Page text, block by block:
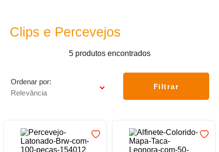
Clips e Percevejos
5 produtos
Ordenar por
Relevância
Filtrar
2º
5º
6º banheiro
8º panelas
9º varal